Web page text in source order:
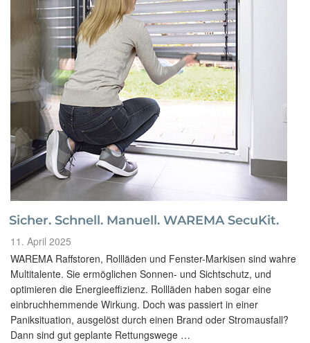
Sicher. Schnell. Manuell. WAREMA SecuKit.
Veröffentlicht
am
11. April 2025
WAREMA Raffstoren, Rollläden und Fenster-Markisen sind wahre
Multitalente. Sie ermöglichen Sonnen- und Sichtschutz, und
optimieren die Energieeffizienz. Rollläden haben sogar eine
einbruchhemmende Wirkung. Doch was passiert in einer
Paniksituation, ausgelöst durch einen Brand oder Stromausfall?
Dann sind gut geplante Rettungswege …